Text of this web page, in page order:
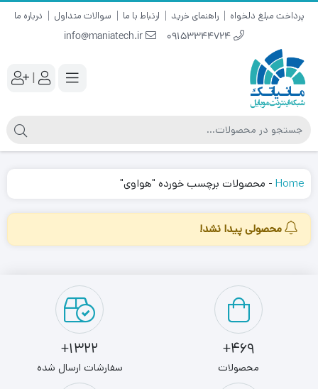
پرداخت مبلغ دلخواه راهنمای خرید ارتباط با ما سوالات متداول درباره ما
09153344724
info@maniatech.ir
|
Home
- محصولات برچسب خورده "هواوی"
محصولی پیدا نشد!
469+
محصولات
1322+
سفارشات ارسال شده